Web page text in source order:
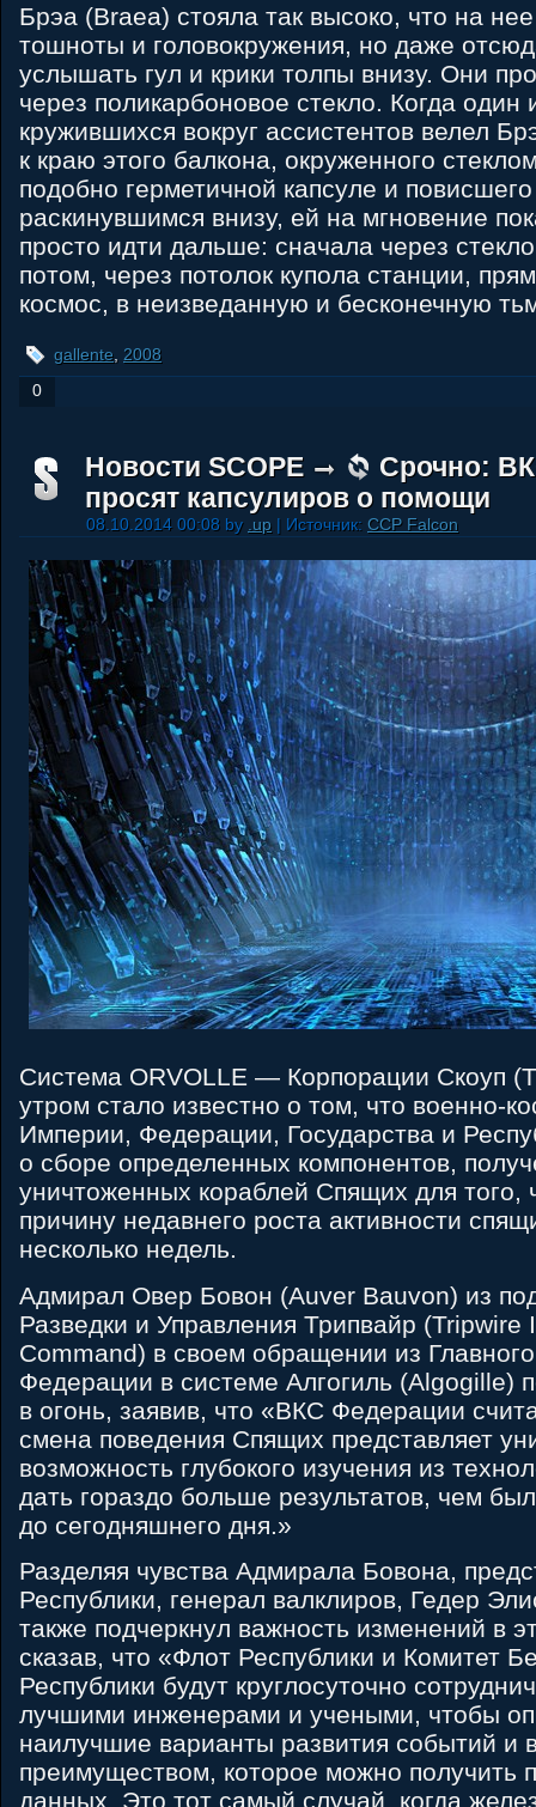
Брэа (Braea) стояла так высоко, что на
тошноты и головокружения, но даже
услышать гул и крики толпы внизу. Они
через поликарбоновое стекло. Когда один
кружившихся вокруг ассистентов велел
к краю этого балкона, окруженного
подобно герметичной капсуле и
раскинувшимся внизу, ей на мгновение
просто идти дальше: сначала через
потом, через потолок купола станции,
космос, в неизведанную и бесконечную
gallente, 2008
0
Новости SCOPE
Срочно:
просят капсулиров о помощи
08.10.2014 00:08 by .up | Источник: CCP Falcon
Система ORVOLLE — Корпорации Скоуп
утром стало известно о том, что военно-
Империи, Федерации, Государства и
о сборе определенных компонентов,
уничтоженных кораблей Спящих для того,
причину недавнего роста активности
несколько недель.
Адмирал Овер Бовон (Auver Bauvon) из
Разведки и Управления Трипвайр (Tripwire
Command) в своем обращении из
Федерации в системе Алгогиль (Algogille)
в огонь, заявив, что «ВКС Федерации
смена поведения Спящих представляет
возможность глубокого изучения из
дать гораздо больше результатов, чем
до сегодняшнего дня.»
Разделяя чувства Адмирала Бовона,
Республики, генерал валклиров, Гедер
также подчеркнул важность изменений в
сказав, что «Флот Республики и Комитет
Республики будут круглосуточно
лучшими инженерами и учеными, чтобы
наилучшие варианты развития событий и
преимуществом, которое можно получить
данных. Это тот самый случай, когда